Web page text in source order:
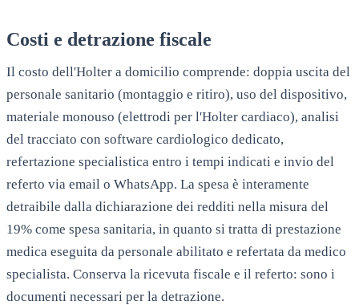
Costi e detrazione fiscale
Il costo dell'Holter a domicilio comprende: doppia uscita del
personale sanitario (montaggio e ritiro), uso del dispositivo,
materiale monouso (elettrodi per l'Holter cardiaco), analisi
del tracciato con software cardiologico dedicato,
refertazione specialistica entro i tempi indicati e invio del
referto via email o WhatsApp. La spesa è interamente
detraibile dalla dichiarazione dei redditi nella misura del
19% come spesa sanitaria, in quanto si tratta di prestazione
medica eseguita da personale abilitato e refertata da medico
specialista. Conserva la ricevuta fiscale e il referto: sono i
documenti necessari per la detrazione.